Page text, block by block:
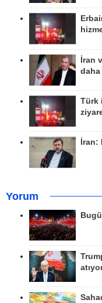
İran
Türk
İran:
Yorum